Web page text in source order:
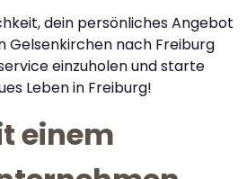
dein persönliches Angebot
Gelsenkirchen nach Freiburg
einzuholen und starte
Leben in Freiburg!
einem